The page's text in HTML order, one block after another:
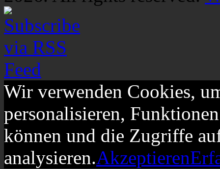
Wir verwenden Cookies,
personalisieren,
können und die Zugriffe
analysieren.Akzeptieren